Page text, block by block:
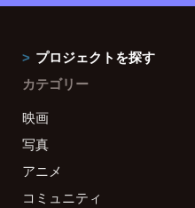
プロジェクトを探す
カテゴリー
映画
写真
アニメ
コミュニティ